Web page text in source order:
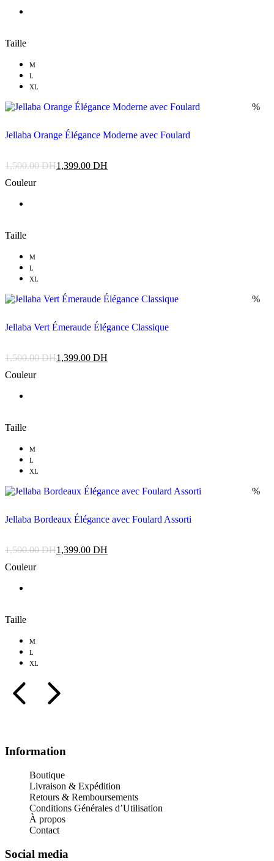
Taille
M
L
XL
%
Jellaba Orange Élégance Moderne avec Foulard
1,500.00DH1,399.00 DH
Couleur
Taille
M
L
XL
%
Jellaba Vert Émeraude Élégance Classique
1,500.00DH1,399.00 DH
Couleur
Taille
M
L
XL
%
Jellaba Bordeaux Élégance avec Foulard Assorti
1,500.00DH1,399.00 DH
Couleur
Taille
M
L
XL
Information
Boutique
Livraison & Expédition
Retours & Remboursements
Conditions Générales d’Utilisation
À propos
Contact
Social media